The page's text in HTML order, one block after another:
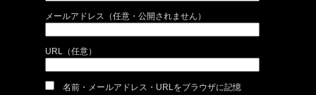
メールアドレス（任意・公開されません）
URL（任意）
名前・メールアドレス・URLをブラウザに記憶